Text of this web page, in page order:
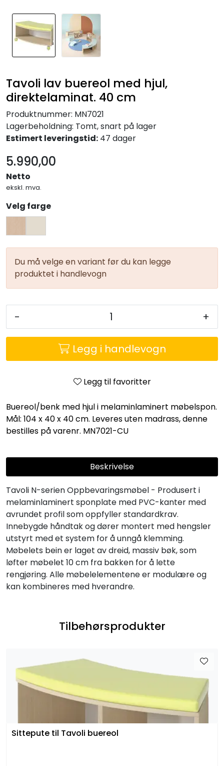
Tavoli lav buereol med hjul,
direktelaminat. 40 cm
Produktnummer: MN7021
Lagerbeholdning: Tomt, snart på lager
Estimert leveringstid: 47 dager
5.990,00
Netto
ekskl. mva.
Velg farge
Du må velge en variant før du kan legge
produktet i handlevogn
- +
Legg i handlevogn
Legg til favoritter
Buereol/benk med hjul i melaminlaminert møbelspon.
Mål: 104 x 40 x 40 cm. Leveres uten madrass, denne
bestilles på varenr. MN7021-CU
Beskrivelse
Tavoli N-serien Oppbevaringsmøbel - Produsert i
melaminlaminert sponplate med PVC-kanter med
avrundet profil som oppfyller standardkrav.
Innebygde håndtak og dører montert med hengsler
utstyrt med et system for å unngå klemming.
Møbelets bein er laget av dreid, massiv bøk, som
løfter møbelet 10 cm fra bakken for å lette
rengjøring. Alle møbelelementene er modulære og
kan kombineres med hverandre.
Tilbehørsprodukter
Sittepute til Tavoli buereol
Park og anlegg/Byutvikling
KJØPESENTER
Entreprenører
OUTLET & GJENBRUK